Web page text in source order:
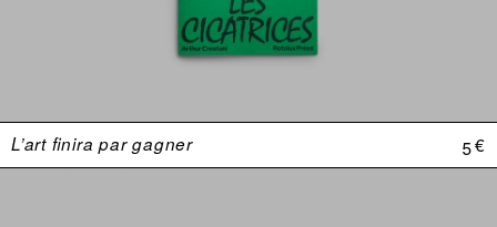
L’art finira par gagner 5 €